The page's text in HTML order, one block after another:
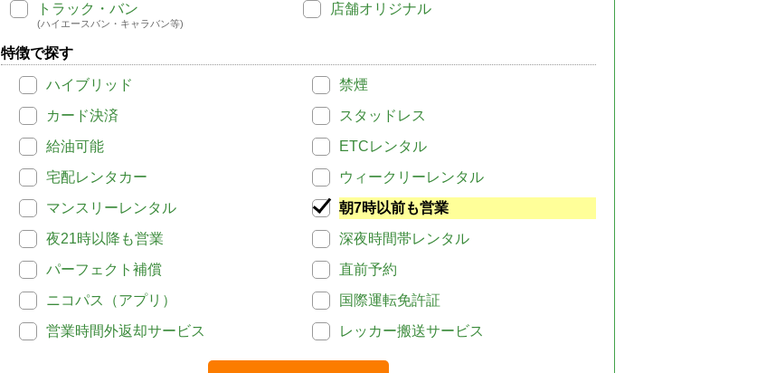
トラック・バン
(ハイエースバン・キャラバン等)
店舗オリジナル
特徴で探す
ハイブリッド
禁煙
カード決済
スタッドレス
給油可能
ETCレンタル
宅配レンタカー
ウィークリーレンタル
マンスリーレンタル
朝7時以前も営業
夜21時以降も営業
深夜時間帯レンタル
パーフェクト補償
直前予約
ニコパス（アプリ）
国際運転免許証
営業時間外返却サービス
レッカー搬送サービス